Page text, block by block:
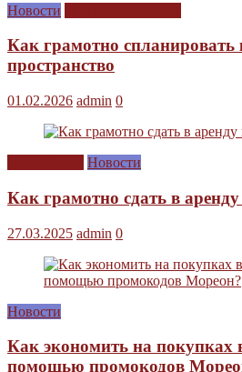
Новости
Как грамотно спланировать
пространство
01.02.2026 admin 0
Новости
Как грамотно сдать в
27.03.2025 admin 0
Новости
Как экономить на покупках
помощью промокодов